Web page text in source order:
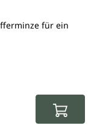
für ein